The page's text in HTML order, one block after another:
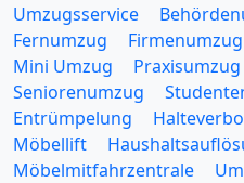
Umzugsservice
Fernumzug
Firmenumzug
Mini Umzug
Praxisumzug
Seniorenumzug
Entrümpelung
Möbellift
Möbelmitfahrzentrale